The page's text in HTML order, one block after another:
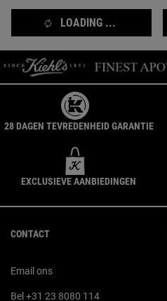
LOADING ...
28 DAGEN TEVREDENHEID GARANTIE
EXCLUSIEVE AANBIEDINGEN
CONTACT
Email ons
Bel +31 23 8080 114